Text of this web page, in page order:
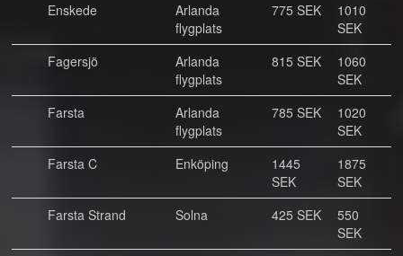
Enskede
Arlanda
flygplats
775 SEK
1010
SEK
Fagersjö
Arlanda
flygplats
815 SEK
1060
SEK
Farsta
Arlanda
flygplats
785 SEK
1020
SEK
Farsta C
Enköping
1445
SEK
1875
SEK
Farsta Strand
Solna 425 SEK
550
SEK